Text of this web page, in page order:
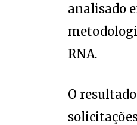
analisado
RNA.
O